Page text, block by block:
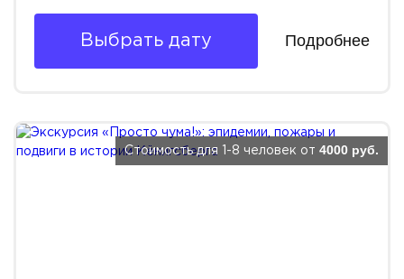
Выбрать дату Подробнее
Стоимость для 1-8 человек от 4000 руб.